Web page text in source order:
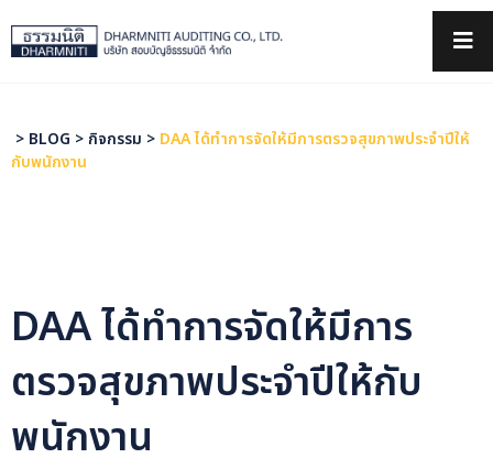
> BLOG > กิจกรรม > DAA ได้ทำการจัดให้มีการตรวจสุขภาพประจำปีให้
กับพนักงาน
DAA ได้ทำการจัดให้มีการ
ตรวจสุขภาพประจำปีให้กับ
พนักงาน
×